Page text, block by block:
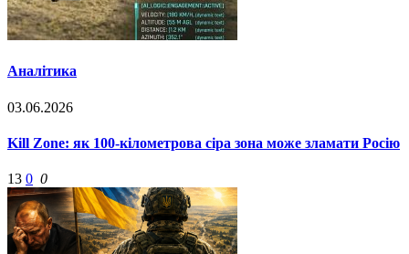
Аналітика
03.06.2026
Kill Zone: як 100-кілометрова сіра зона може зламати Росію
13 0 0